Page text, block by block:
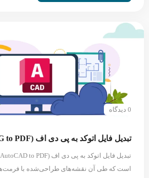
0 دیدگاه
تبدیل فایل اتوکد به پی دی اف (DWG to PDF)